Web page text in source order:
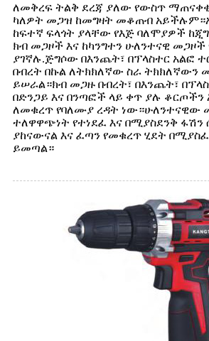
ለመቅረፍ ትልቅ ደረጃ ያለው የውስጥ
ካለዎት መጋዝ ከመግዛት መቆጠብ
ከፍተኛ ፍላጎት ያላቸው የእጅ ባለሞያዎች
ክብ መጋዞች እና ከካንግተን ሁለንተናዊ
ያገኛሉ.ጅግሶው በእንጨት፣ በፕላስተር አልፎ
በብረት በኩል ለትክክለኛው ስራ ትክክለኛውን
ይሠራል።ክብ መጋዙ በብረት፣ በእንጨት፣
በድንጋይ እና በንጣፎች ላይ ቀጥ ያሉ
ለመቁረጥ የባለሙያ ረዳት ነው።ሁለንተናዊው
ተለዋዋጭነት የተነደፈ እና በሚያስደንቅ ፋሽን
ያከናውናል እና ፈጣን የመቁረጥ ሂደት
ይመጣል።